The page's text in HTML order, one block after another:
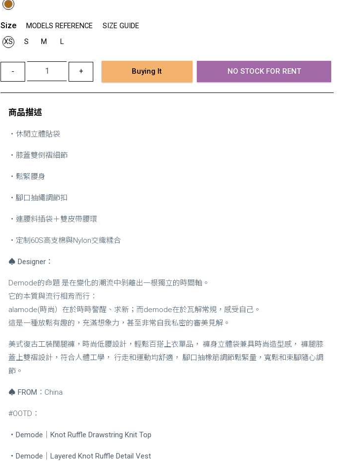
Size MODELS REFERENCE
SIZE GUIDE
XS
S M L
- + Buying It NO STOCK FOR RENT
商品描述
・休閒立體貼袋
・膝蓋雙倒褶細節
・鬆緊腰身
・腳口抽繩調節扣
・連腰斜插袋＋雙皮帶腰環
・定制60S高支棉與Nylon交織糅合
♠Designer：
Demode的命題 是在變化的潮流中剝離出一根獨立的時間軸。
它的本質與流行相背而行：
alamode(時尚）在於時時警醒、求新；而demode在於瓦解常規，感受自己。
這是一種放鬆有趣的，充滿想象力，甚至非常自我私密的審美見解。
美式復古工裝闊腿褲，時尚低腰設計，輕鬆百搭上衣單品， 褲身立體袋兼具時尚造型感， 褲腿膝
蓋上雙褶設計，符合人體工學， 行走和運動均舒適， 腳口抽橡筋調節鬆緊量，寬鬆和束腳隨心調
節。
♠FROM ：China
#OOTD：
・Demode｜Knot Ruffle Drawstring Knit Top
・Demode｜Layered Knot Ruffle Detail Vest